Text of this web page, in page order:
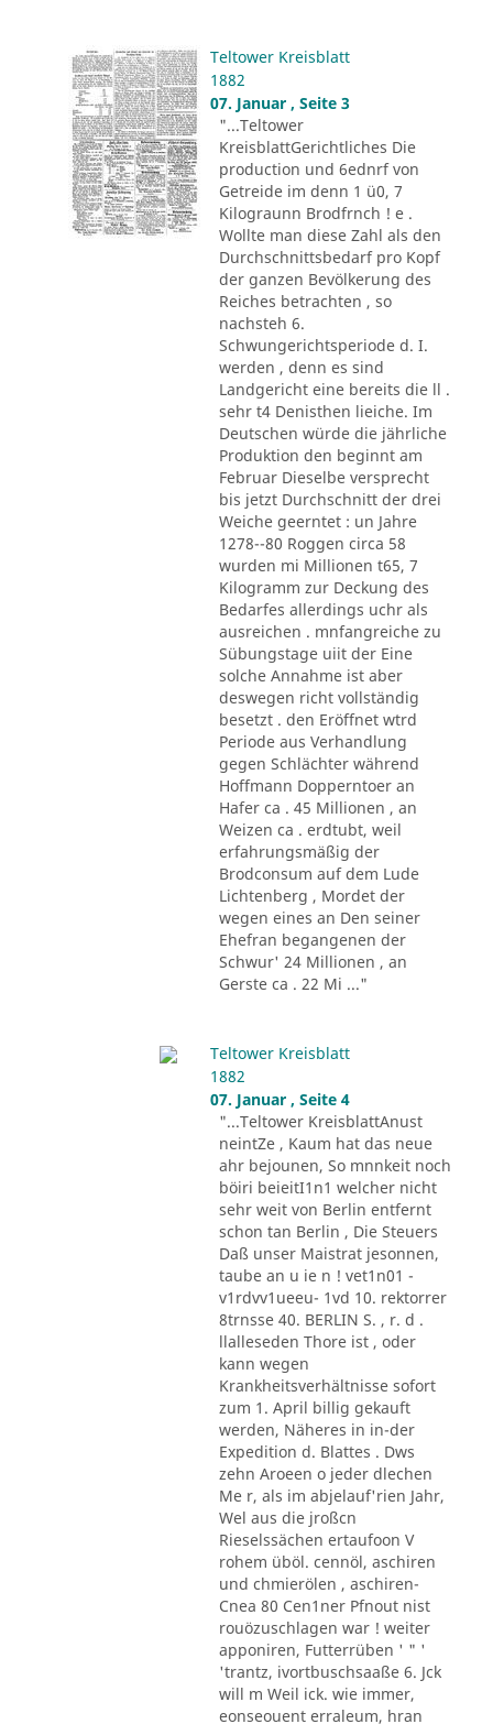
Teltower Kreisblatt
1882
07. Januar , Seite 3
"...Teltower
KreisblattGerichtliches Die
production und 6ednrf von
Getreide im denn 1 ü0, 7
Kilograunn Brodfrnch ! e .
Wollte man diese Zahl als den
Durchschnittsbedarf pro Kopf
der ganzen Bevölkerung des
Reiches betrachten , so
nachsteh 6.
Schwungerichtsperiode d. I.
werden , denn es sind
Landgericht eine bereits die ll .
sehr t4 Denisthen lieiche. Im
Deutschen würde die jährliche
Produktion den beginnt am
Februar Dieselbe versprecht
bis jetzt Durchschnitt der drei
Weiche geerntet : un Jahre
1278--80 Roggen circa 58
wurden mi Millionen t65, 7
Kilogramm zur Deckung des
Bedarfes allerdings uchr als
ausreichen . mnfangreiche zu
Sübungstage uiit der Eine
solche Annahme ist aber
deswegen richt vollständig
besetzt . den Eröffnet wtrd
Periode aus Verhandlung
gegen Schlächter während
Hoffmann Dopperntoer an
Hafer ca . 45 Millionen , an
Weizen ca . erdtubt, weil
erfahrungsmäßig der
Brodconsum auf dem Lude
Lichtenberg , Mordet der
wegen eines an Den seiner
Ehefran begangenen der
Schwur' 24 Millionen , an
Gerste ca . 22 Mi ..."
Teltower Kreisblatt
1882
07. Januar , Seite 4
"...Teltower KreisblattAnust
neintZe , Kaum hat das neue
ahr bejounen, So mnnkeit noch
böiri beieitI1n1 welcher nicht
sehr weit von Berlin entfernt
schon tan Berlin , Die Steuers
Daß unser Maistrat jesonnen,
taube an u ie n ! vet1n01 -
v1rdvv1ueeu- 1vd 10. rektorrer
8trnsse 40. BERLIN S. , r. d .
llalleseden Thore ist , oder
kann wegen
Krankheitsverhältnisse sofort
zum 1. April billig gekauft
werden, Näheres in in-der
Expedition d. Blattes . Dws
zehn Aroeen o jeder dlechen
Me r, als im abjelauf'rien Jahr,
Wel aus die jroßcn
Rieselssächen ertaufoon V
rohem üböl. cennöl, aschiren
und chmierölen , aschiren-
Cnea 80 Cen1ner Pfnout nist
rouözuschlagen war ! weiter
apponiren, Futterrüben ' " '
'trantz, ivortbuschsaaße 6. Jck
will m Weil ick. wie immer,
eonseouent erraleum, hran